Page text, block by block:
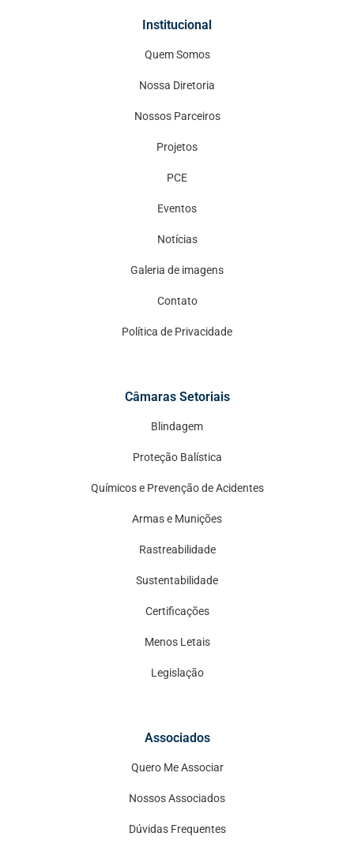
Institucional
Quem Somos
Nossa Diretoria
Nossos Parceiros
Projetos
PCE
Eventos
Notícias
Galeria de imagens
Contato
Política de Privacidade
Câmaras Setoriais
Blindagem
Proteção Balística
Químicos e Prevenção de Acidentes
Armas e Munições
Rastreabilidade
Sustentabilidade
Certificações
Menos Letais
Legislação
Associados
Quero Me Associar
Nossos Associados
Dúvidas Frequentes